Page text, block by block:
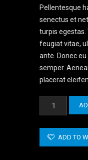
customer
rating
Pellentesque
senectus et
turpis
feugiat vitae,
ante. Donec
semper.
placerat
Ninja
ADD TO